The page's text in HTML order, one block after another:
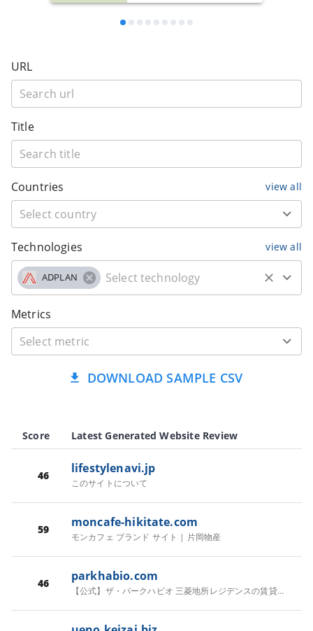
URL
Title
Countries view all
Technologies view all
ADPLAN
Metrics
DOWNLOAD SAMPLE CSV
Score Latest Generated Website Review
46 lifestylenavi.jp
このサイトについて
59 moncafe-hikitate.com
モンカフェ ブランド サイト | 片岡物産
46 parkhabio.com
【公式】ザ・パークハビオ 三菱地所レジデンスの賃貸マンション